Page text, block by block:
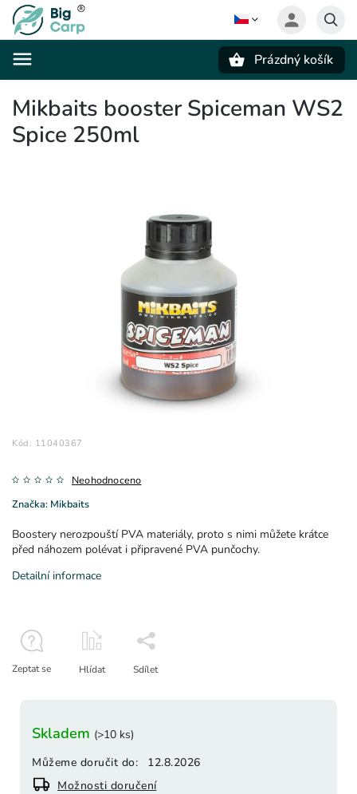
Prázdný košík
Mikbaits booster Spiceman WS2
Spice 250ml
Kód: 11040367
Neohodnoceno
Značka: Mikbaits
Skladem (>10 ks)
Můžeme doručit do:
12.8.2026
Možnosti doručení
Boostery nerozpouští PVA materiály, proto s nimi můžete krátce
před náhozem polévat i připravené PVA punčochy.
Detailní informace
Zeptat se Hlídat Sdílet